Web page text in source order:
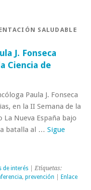
SALUDABLE
J. Fonseca
Ciencia de
Paula J. Fonseca
en la II Semana de la
Nueva España bajo
batalla al … Sigue
de interés | Etiquetas:
, prevención
Enlace